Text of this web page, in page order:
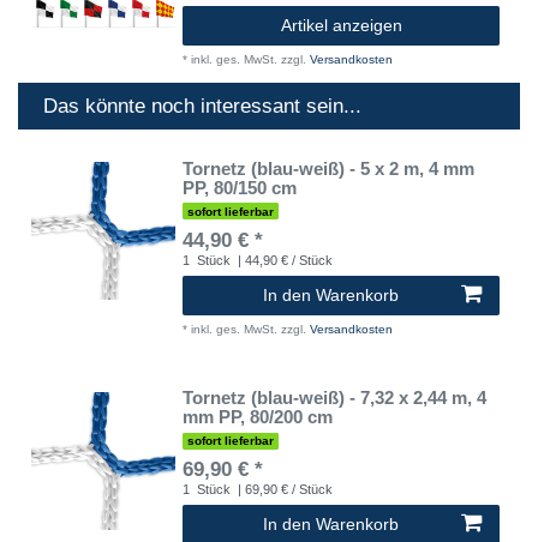
Artikel anzeigen
* inkl. ges. MwSt. zzgl. Versandkosten
Das könnte noch interessant sein...
Tornetz (blau-weiß) - 5 x 2 m, 4 mm
PP, 80/150 cm
sofort lieferbar
44,90 € *
1 Stück | 44,90 € / Stück
In den Warenkorb
* inkl. ges. MwSt. zzgl. Versandkosten
Tornetz (blau-weiß) - 7,32 x 2,44 m, 4
mm PP, 80/200 cm
sofort lieferbar
69,90 € *
1 Stück | 69,90 € / Stück
In den Warenkorb